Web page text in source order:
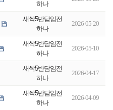
하나
새싹5반담임전
하나
2026-05-20
새싹5반담임전
하나
2026-05-10
새싹5반담임전
하나
2026-04-17
새싹5반담임전
하나
2026-04-09